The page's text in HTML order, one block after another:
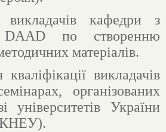
кафедри з
DAAD по створенню
матеріалів.
викладачів
організованих
університетів України